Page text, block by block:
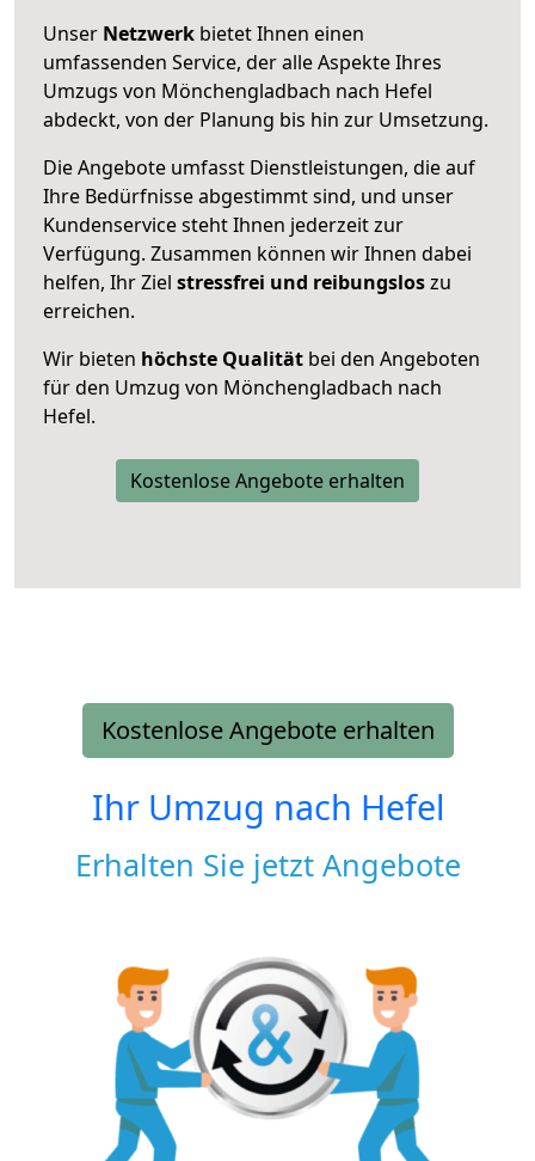
Unser Netzwerk bietet Ihnen einen
umfassenden Service, der alle Aspekte Ihres
Umzugs von Mönchengladbach nach Hefel
abdeckt, von der Planung bis hin zur Umsetzung.
Die Angebote umfasst Dienstleistungen, die auf
Ihre Bedürfnisse abgestimmt sind, und unser
Kundenservice steht Ihnen jederzeit zur
Verfügung. Zusammen können wir Ihnen dabei
helfen, Ihr Ziel stressfrei und reibungsloszu
erreichen.
Wir bieten höchste Qualität bei den Angeboten
für den Umzug von Mönchengladbach nach
Hefel.
Kostenlose Angebote erhalten
Kostenlose Angebote erhalten
Ihr Umzug nach Hefel
Erhalten Sie jetzt Angebote